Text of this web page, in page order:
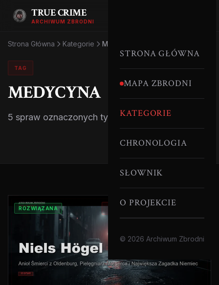
TRUE CRIME
ARCHIWUM ZBRODNI
STRONA GŁÓWNA
MAPA ZBRODNI
KATEGORIE
CHRONOLOGIA
SŁOWNIK
O PROJEKCIE
© 2026 Archiwum Zbrodni
Strona Główna Kategorie Medycyna
TAG
MEDYCYNA
5 spraw oznaczonych tym tagiem.
ROZWIĄZANA PIELĘGNIARKI MORDERCZYNIE